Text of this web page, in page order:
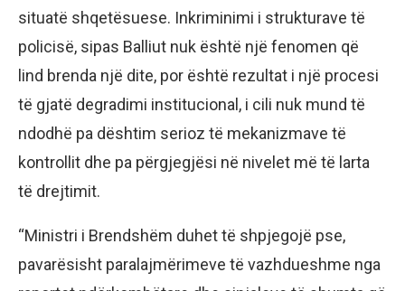
situatë shqetësuese. Inkriminimi i strukturave të
policisë, sipas Balliut nuk është një fenomen që
lind brenda një dite, por është rezultat i një procesi
të gjatë degradimi institucional, i cili nuk mund të
ndodhë pa dështim serioz të mekanizmave të
kontrollit dhe pa përgjegjësi në nivelet më të larta
të drejtimit.
“Ministri i Brendshëm duhet të shpjegojë pse,
pavarësisht paralajmërimeve të vazhdueshme nga